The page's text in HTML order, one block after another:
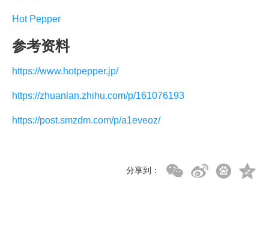
Hot Pepper
参考资料
https://www.hotpepper.jp/
https://zhuanlan.zhihu.com/p/161076193
https://post.smzdm.com/p/a1eveoz/
分享到：